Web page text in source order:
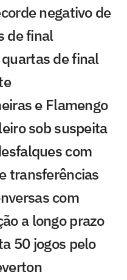
negativo de
de final
de final
e Flamengo
sob suspeita
com
transferências
com
a longo prazo
50 jogos pelo